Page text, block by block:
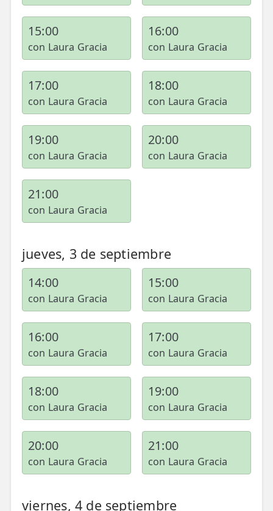
15:00
con Laura Gracia
16:00
con Laura Gracia
17:00
con Laura Gracia
18:00
con Laura Gracia
19:00
con Laura Gracia
20:00
con Laura Gracia
21:00
con Laura Gracia
jueves, 3 de septiembre
14:00
con Laura Gracia
15:00
con Laura Gracia
16:00
con Laura Gracia
17:00
con Laura Gracia
18:00
con Laura Gracia
19:00
con Laura Gracia
20:00
con Laura Gracia
21:00
con Laura Gracia
viernes, 4 de septiembre